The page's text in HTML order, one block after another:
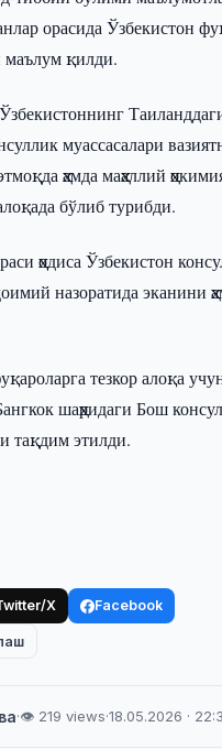
орасида Ўзбекистон
маълум қилди.
муассасалари
ҳамда маҳаллий
бўлиб турибди.
ҳодиса Ўзбекистон
назоратида эканини
тезкор алоқа
шаҳридаги Бош
тақдим этилди.
X Facebook
·👁 219 views·18.05.2026 ·